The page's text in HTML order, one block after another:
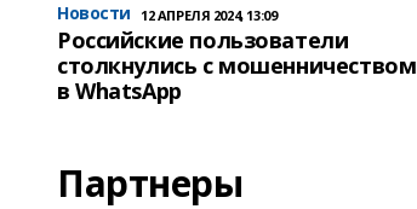
Новости 12 АПРЕЛЯ 2024, 13:09
Российские пользователи
столкнулись с мошенничеством
в WhatsApp
Партнеры